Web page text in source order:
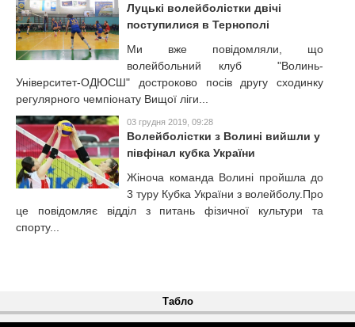
Луцькі волейболістки двічі
поступилися в Тернополі
Ми вже повідомляли, що
волейбольний клуб "Волинь-
Університет-ОДЮСШ" достроково посів другу сходинку
регулярного чемпіонату Вищої ліги...
03 грудня 2019, 09:28
Волейболістки з Волині вийшли у
півфінал кубка України
Жіноча команда Волині пройшла до
3 туру Кубка України з волейболу.Про
це повідомляє відділ з питань фізичної культури та
спорту...
Табло